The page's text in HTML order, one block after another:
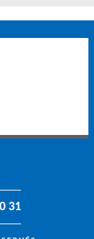
31